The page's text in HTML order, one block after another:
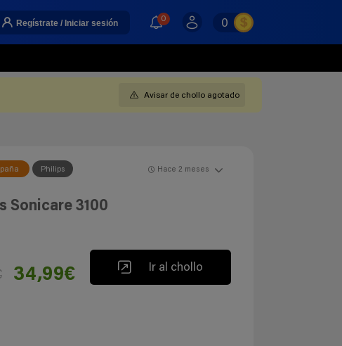
Regístrate / Iniciar sesión 0 0
Avisar de chollo agotado
Philips Hace 2 meses
Sonicare 3100
34,99€ Ir al chollo